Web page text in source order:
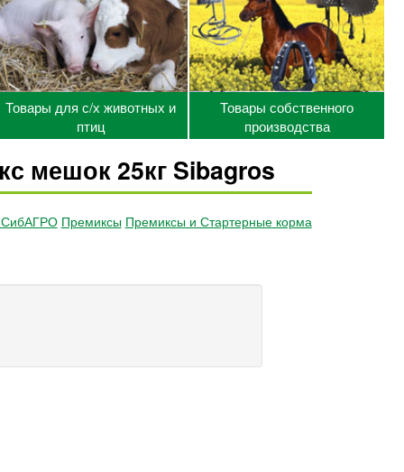
Товары для с/х животных и
птиц
Товары собственного
производства
мешок 25кг Sibagros
СибАГРО Премиксы Премиксы и Стартерные корма